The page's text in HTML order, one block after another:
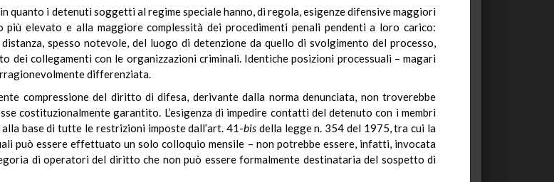
quanto i detenuti soggetti al regime speciale hanno, di regola, esigenze difensive maggiori
elevato e alla maggiore complessità dei procedimenti penali pendenti a loro carico:
spesso notevole, del luogo di detenzione da quello di svolgimento del processo,
dei collegamenti con le organizzazioni criminali. Identiche posizioni processuali – magari
differenziata.
compressione del diritto di difesa, derivante dalla norma denunciata, non troverebbe
costituzionalmente garantito. L’esigenza di impedire contatti del detenuto con i membri
base di tutte le restrizioni imposte dall’art. 41-bis della legge n. 354 del 1975, tra cui la
può essere effettuato un solo colloquio mensile – non potrebbe essere, infatti, invocata
di operatori del diritto che non può essere formalmente destinataria del sospetto di